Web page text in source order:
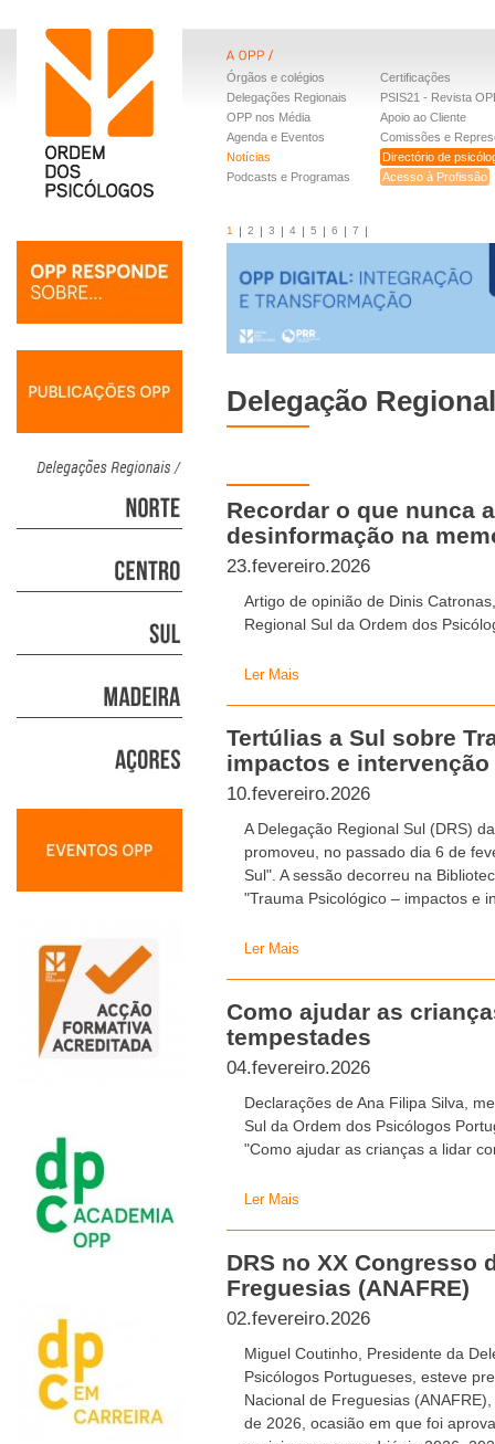
Órgãos e colégios
Delegações Regionais
OPP nos Média
Agenda e Eventos
Notícias
Podcasts e Programas
Certificações
PSIS21 - Revista
Apoio ao Cliente
Comissões e
Directório de
Acesso à Profissão
1 2 3 4 5 6 7
Delegação
Recordar o que nunca
desinformação na
23.fevereiro.2026
Artigo de opinião de Dinis
Regional Sul da Ordem dos
Ler Mais
Tertúlias a Sul sobre
impactos e
10.fevereiro.2026
A Delegação Regional Sul (DRS)
promoveu, no passado dia 6 de
Sul". A sessão decorreu na
"Trauma Psicológico – impactos e
Ler Mais
Como ajudar as
tempestades
04.fevereiro.2026
Declarações de Ana Filipa Silva,
Sul da Ordem dos Psicólogos
"Como ajudar as crianças a lidar
Ler Mais
DRS no XX Congresso
Freguesias (ANAFRE)
02.fevereiro.2026
Miguel Coutinho, Presidente da
Psicólogos Portugueses, esteve
Nacional de Freguesias
de 2026, ocasião em que foi